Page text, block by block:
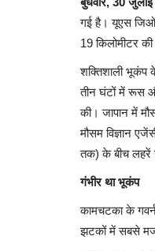
गई है। यूएस
19 किलोमीटर
शक्तिशाली भूकंप
तीन घंटों में रूस
की। जापान में
मौसम विज्ञान
तक) के बीच
गंभीर था भूकंप
कामचटका के
झटकों में सबसे